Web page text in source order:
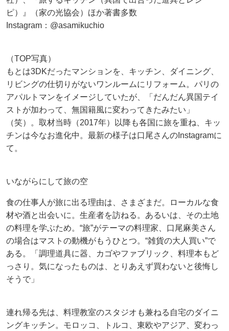
ピ）』（家の光協会）ほか著書多数
Instagram：@asamikuchio
（TOP写真）
もとは3DKだったマンションを、キッチン、ダイニング、
リビングの仕切りがないワンルームにリフォーム。パリの
アパルトマンをイメージしていたが、「だんだん異国テイ
ストが加わって、無国籍風に変わってきたみたい」
（笑）。取材当時（2017年）以降も各国に旅を重ね、キッ
チンは今なお進化中。最新の様子は口尾さんのInstagramに
て。
いながらにして旅の空
食の仕事人が旅に出る理由は、さまざまだ。ローカルな食
材や酒と出会いに。生産者を訪ねる。あるいは、その土地
の料理を学ぶため。“旅”がテーマの料理家、口尾麻美さん
の場合はマストの動機がもうひとつ。“雑貨の大人買い”で
ある。「調理道具に器、カゴやファブリック、料理本もど
っさり。気になったものは、とりあえず買わないと後悔し
そうで」
連れ帰る先は、料理教室のスタジオも兼ねる自宅のダイニ
ングキッチン。モロッコ、トルコ、東欧やアジア、変わっ